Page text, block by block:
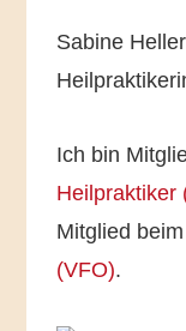
Sabine Heller
Ich bin
Heilpraktiker
Mitglied
(VFO).